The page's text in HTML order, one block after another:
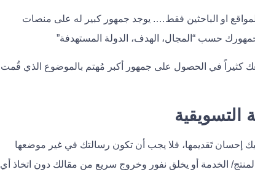
او الباحثين فقط…. يوجد جمهور كبير له على منصات
حسب “المجال، الهدف، الدولة المستهدفة”
كثيراً في الحصول على جمهور أكبر مُهتم بالموضوع الذي قُمت
إحسان تَقديمها، فلا يجب أن تكون رسالتك في غير موضعها
الخدمة أو يخلق نفور وخروج سريع من مقالك دون اتخاذ أي